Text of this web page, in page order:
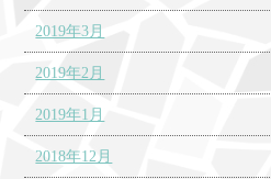
2019年3月
2019年2月
2019年1月
2018年12月